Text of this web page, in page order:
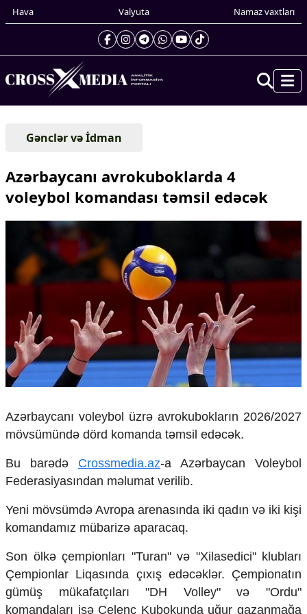
Hava Valyuta Namaz vaxtları
Prezidentin gündəliyi
Gündəm
Xarici xəbərlər
Cənubi Qafqaz
Yaxın Şərq
Avropa
Amerika
Asiya
Afrika
Çarpaz baxış
Təhlil
Siyasi
Geosiyasi
İqtisadi
Araşdırma
Multimedia
Foto
Video
Podcast
Elm və təhsil
Mədəniyyət
Diaspor
Yüksəliş hekayəsi
Gənclər və İdman
Azərbaycanı avrokuboklarda 4
voleybol komandası təmsil edəcək
Azərbaycanı voleybol üzrə avrokubokların 2026/2027
mövsümündə dörd komanda təmsil edəcək.
Bu barədə Crossmedia.az-a Azərbaycan Voleybol
Federasiyasından məlumat verilib.
Yeni mövsümdə Avropa arenasında iki qadın və iki kişi
komandamız mübarizə aparacaq.
Son ölkə çempionları "Turan" və "Xilasedici" klubları
Çempionlar Liqasında çıxış edəcəklər. Çempionatın
gümüş mükafatçıları "DH Volley" və "Ordu"
komandaları isə Çelenc Kubokunda uğur qazanmağa